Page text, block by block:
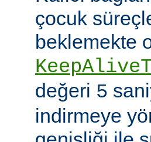
çocuk
beklemekte
değeri 5
indirmeye